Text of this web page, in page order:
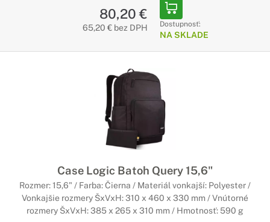
80,20 €
65,20 € bez DPH Dostupnosť:
NA SKLADE
Case Logic Batoh Query 15,6"
Rozmer: 15,6" / Farba: Čierna / Materiál vonkajší: Polyester /
Vonkajšie rozmery ŠxVxH: 310 x 460 x 330 mm / Vnútorné
rozmery ŠxVxH: 385 x 265 x 310 mm / Hmotnosť: 590 g